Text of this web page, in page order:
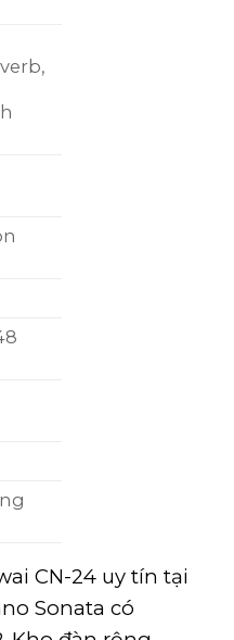
CN-24 uy tín tại
Sonata có